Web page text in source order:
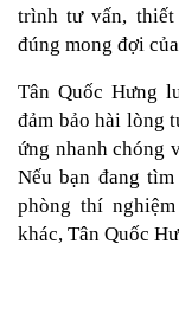
trình tư vấn, thiết
đúng mong đợi
Tân Quốc Hưng
đảm bảo hài lòng
ứng nhanh chóng
Nếu bạn đang
phòng thí
khác, Tân Quốc